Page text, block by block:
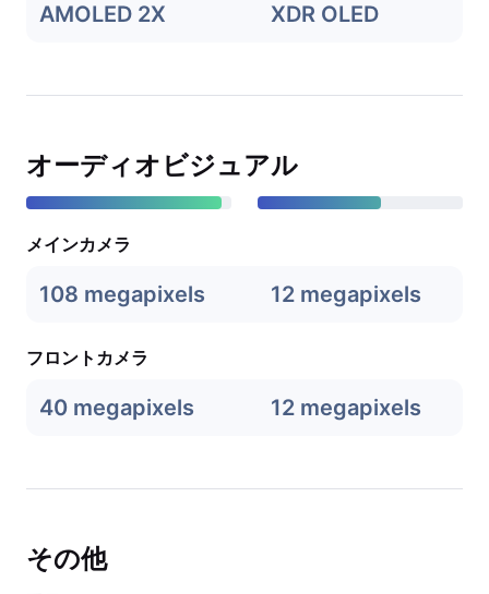
AMOLED 2X XDR OLED
オーディオビジュアル
メインカメラ
108 megapixels 12 megapixels
フロントカメラ
40 megapixels 12 megapixels
その他